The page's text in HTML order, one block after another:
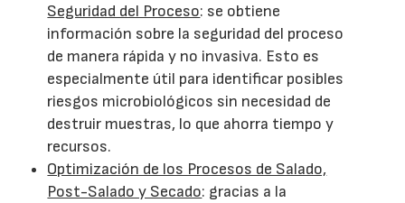
Seguridad del Proceso: se obtiene
información sobre la seguridad del proceso
de manera rápida y no invasiva. Esto es
especialmente útil para identificar posibles
riesgos microbiológicos sin necesidad de
destruir muestras, lo que ahorra tiempo y
recursos.
Optimización de los Procesos de Salado,
Post-Salado y Secado: gracias a la